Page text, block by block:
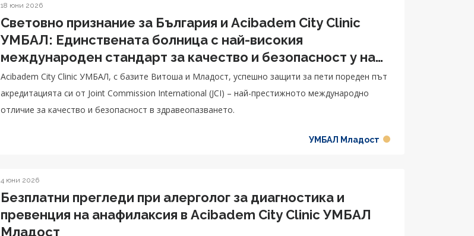
18 юни 2026
Световно признание за България и Acibadem City Clinic
УМБАЛ: Единствената болница с най-високия
международен стандарт за качество и безопасност у нас
защити пета поредна акредитация
Acibadem City Clinic УМБАЛ, с базите Витоша и Младост, успешно защити за пети пореден път
акредитацията си от Joint Commission International (JCI) – най-престижното международно
отличие за качество и безопасност в здравеопазването.
УМБАЛ Младост
4 юни 2026
Безплатни прегледи при алерголог за диагностика и
превенция на анафилаксия в Acibadem City Clinic УМБАЛ
Младост